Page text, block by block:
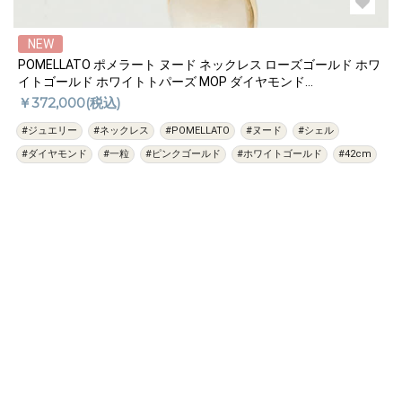
NEW
POMELLATO ポメラート ヌード ネックレス ローズゴールド ホワ
イトゴールド ホワイトトパーズ MOP ダイヤモンド
PCC2022_O6WHR_BTBMP
￥372,000(税込)
#ジュエリー #ネックレス #POMELLATO #ヌード
#シェル
#ダイヤモンド
#一粒 #ピンクゴールド #ホワイトゴールド #42cm